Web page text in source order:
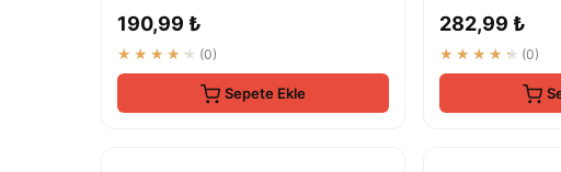
190,99 ₺
★★★★★ (0)
Sepete Ekle
282,99 ₺
★★★★★ (0)